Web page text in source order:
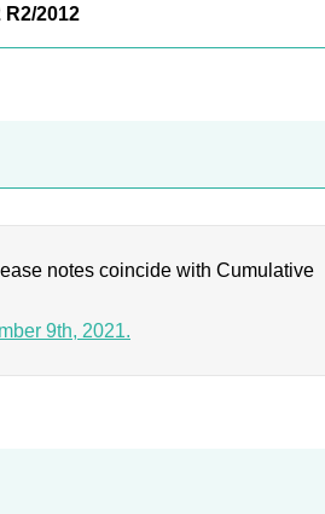
R2/2012
notes coincide with Cumulative
9th, 2021.